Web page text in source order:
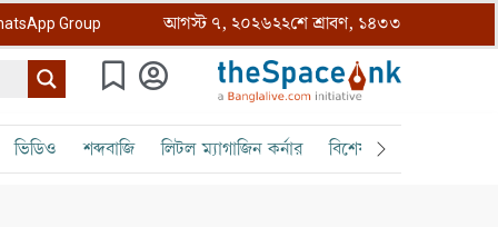
Group আগস্ট ৭, ২০২৬২২শে শ্রাবণ, ১৪৩৩
ভিডিও শব্দবাজি লিটল ম্যাগাজিন কর্নার বিশেষ ক্রোড়পত্র